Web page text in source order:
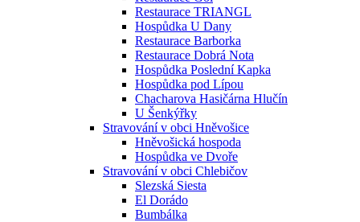
Restaurace TRIANGL
Hospůdka U Dany
Restaurace Barborka
Restaurace Dobrá Nota
Hospůdka Poslední Kapka
Hospůdka pod Lípou
Chacharova Hasičárna Hlučín
U Šenkýřky
Stravování v obci Hněvošice
Hněvošická hospoda
Hospůdka ve Dvoře
Stravování v obci Chlebičov
Slezská Siesta
El Dorádo
Bumbálka